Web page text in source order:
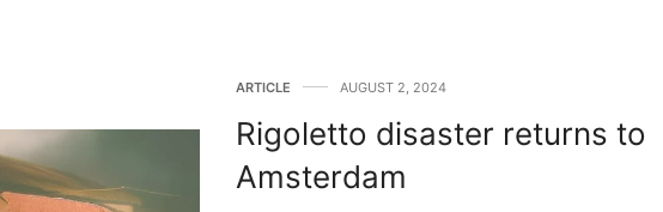
ARTICLE AUGUST 2, 2024
Rigoletto disaster returns to
Amsterdam